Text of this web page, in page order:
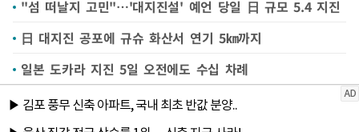
"섬 떠날지 고민"…'대지진설' 예언 당일 日 규모 5.4 지진
日 대지진 공포에 규슈 화산서 연기 5㎞까지
일본 도카라 지진 5일 오전에도 수십 차례